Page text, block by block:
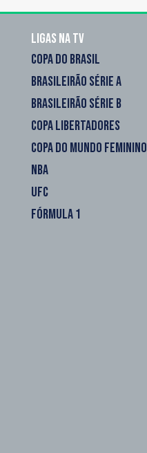
Ligas na TV
COPA DO BRASIL
BRASILEIRÃO SÉRIE A
BRASILEIRÃO SÉRIE B
COPA LIBERTADORES
COPA DO MUNDO FEMININO
NBA
UFC
FÓRMULA 1